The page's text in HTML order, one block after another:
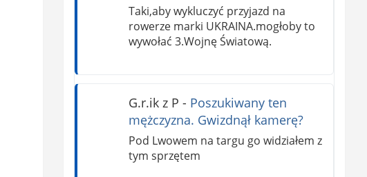
Taki,aby wykluczyć przyjazd na
rowerze marki UKRAINA.mogłoby to
wywołać 3.Wojnę Światową.
G.r.ik z P - Poszukiwany ten
mężczyzna. Gwizdnął kamerę?
Pod Lwowem na targu go widziałem z
tym sprzętem